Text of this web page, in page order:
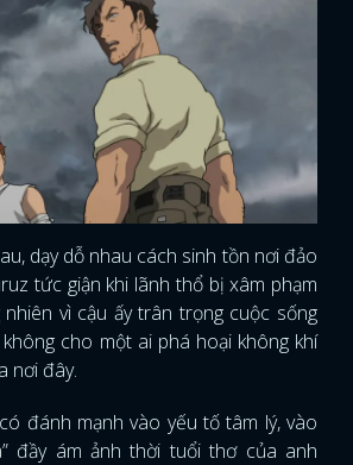
dạy dỗ nhau cách sinh tồn nơi đảo
tức giận khi lãnh thổ bị xâm phạm
vì cậu ấy trân trọng cuộc sống
cho một ai phá hoại không khí
nơi đây.
đánh mạnh vào yếu tố tâm lý, vào
đầy ám ảnh thời tuổi thơ của anh